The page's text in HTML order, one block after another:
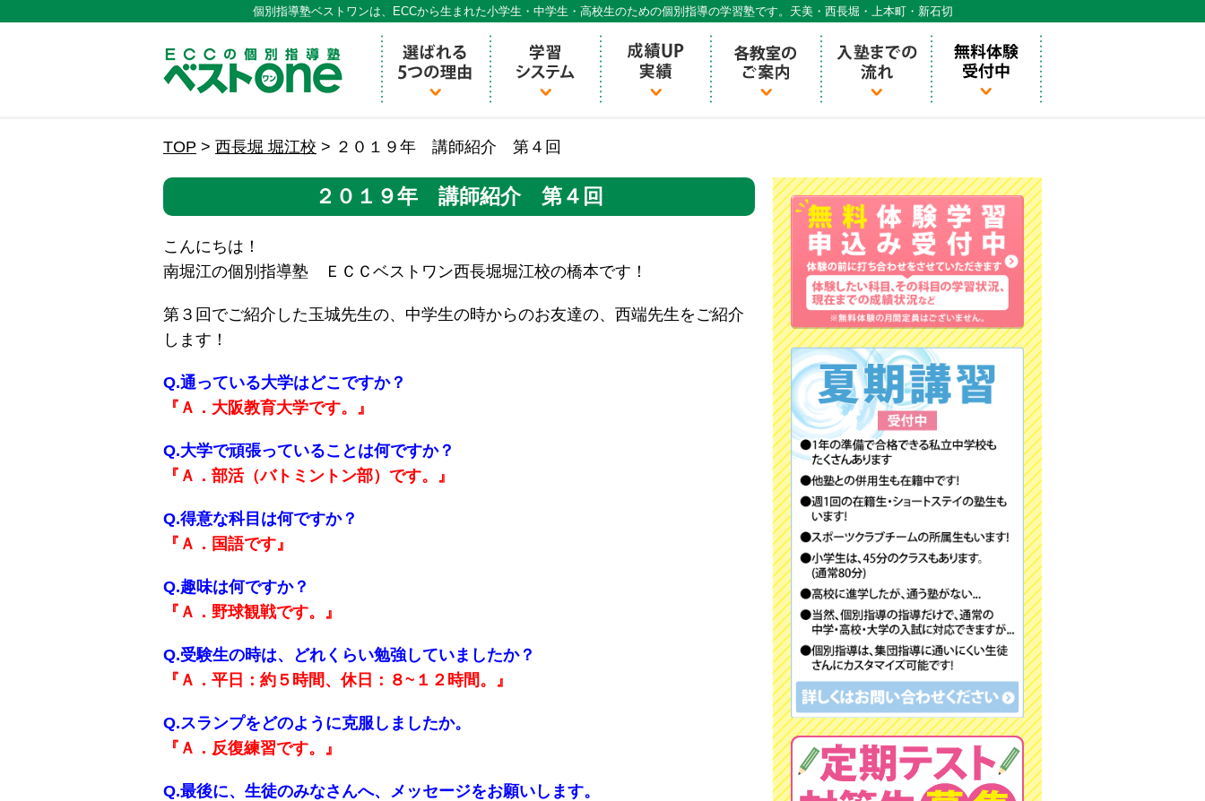
個別指導塾ベストワンは、ECCから生まれた小学生・中学生・高校生のための個別指導の学習塾です。天美・西長堀・上本町・新石切
ECCの個別指導ECCベストワン
TOP > 西長堀 堀江校 > ２０１９年 講師紹介 第４回
２０１９年 講師紹介 第４回
こんにちは！
南堀江の個別指導塾 ＥＣＣベストワン西長堀堀江校の橋本です！
第３回でご紹介した玉城先生の、中学生の時からのお友達の、西端先生をご紹介
します！
Q.通っている大学はどこですか？
『Ａ．大阪教育大学です。』
Q.大学で頑張っていることは何ですか？
『Ａ．部活（バトミントン部）です。』
Q.得意な科目は何ですか？
『Ａ．国語です』
Q.趣味は何ですか？
『Ａ．野球観戦です。』
Q.受験生の時は、どれくらい勉強していましたか？
『Ａ．平日：約５時間、休日：８~１２時間。』
Q.スランプをどのように克服しましたか。
『Ａ．反復練習です。』
Q.最後に、生徒のみなさんへ、メッセージをお願いします。